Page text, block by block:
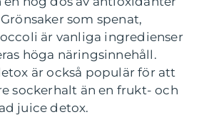
som spenat,
är vanliga ingredienser
höga näringsinnehåll.
är också populär för att
sockerhalt än en frukt- och
juice detox.